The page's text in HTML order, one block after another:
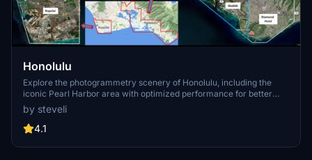
Honolulu
Explore the photogrammetry scenery of Honolulu, including the
iconic Pearl Harbor area with optimized performance for better
FPS. Discover Waikiki, Honolulu downtown, and more with this
detailed addon. Enhance your experience by adding free mods for
carriers, battleships, and military airplanes in Pearl Harbor and
enjoy this mod.
by steveli
4.1